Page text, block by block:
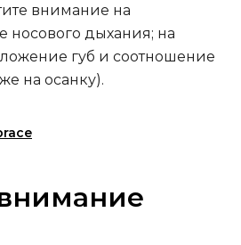
внимание на
носового дыхания; на
губ и соотношение
на осанку).